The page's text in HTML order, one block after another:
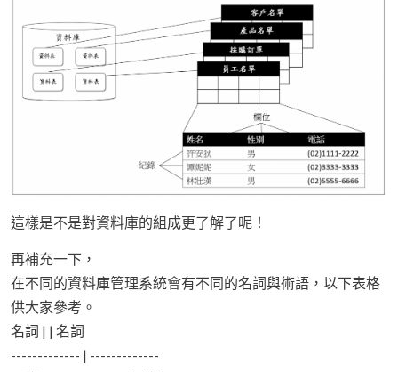
這樣是不是對資料庫的組成更了解了呢！
再補充一下，
在不同的資料庫管理系統會有不同的名詞與術語，以下表格
供大家參考。
名詞 | | 名詞
------------- | -------------